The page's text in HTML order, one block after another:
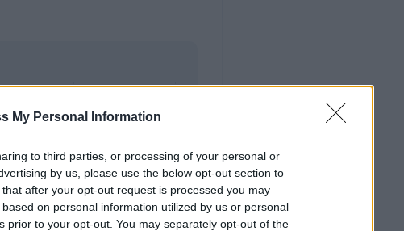
My Personal Information
to third parties, or processing of your personal or
by us, please use the below opt-out section to
after your opt-out request is processed you may
on personal information utilized by us or personal
prior to your opt-out. You may separately opt-out of the